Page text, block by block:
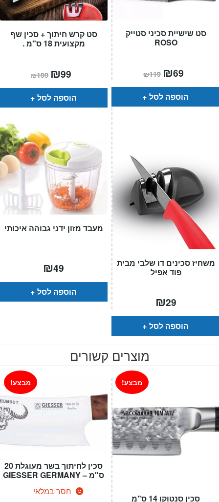
סט קרש חיתוך + סכין שף
מקצועית 18 ס"מ .
₪199 המחיר
המקורי
היה:
₪199.
₪99
הוא:
הוספה לסל
סט שישיית סכיני סטייק
ROSO
₪119 המחיר
המקורי
היה:
₪119.
₪69
הוא:
הוספה לסל
מעבד מזון ידני גבוהה איכותי
₪49
הוספה לסל
משחיז סכינים דו שלבי מבית
פוד אפיל
₪29
הוספה לסל
מוצרים קשורים
סכין לחיתוך בשר מעוגלת 20
ס"מ – GIESSER GERMANY
חסר במלאי
מבצע!
סכין סנטוקו 14 ס"מ
מבצע!